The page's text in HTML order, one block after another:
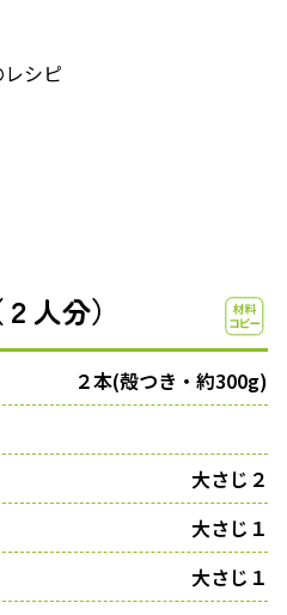
シピ
人分）
２本(殻つき・約300g)
大さじ２
大さじ１
大さじ１